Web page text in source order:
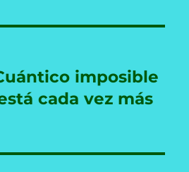
imposible
cada vez más